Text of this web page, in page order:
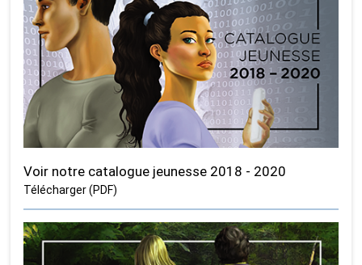
Voir notre catalogue jeunesse 2018 - 2020
Télécharger (PDF)